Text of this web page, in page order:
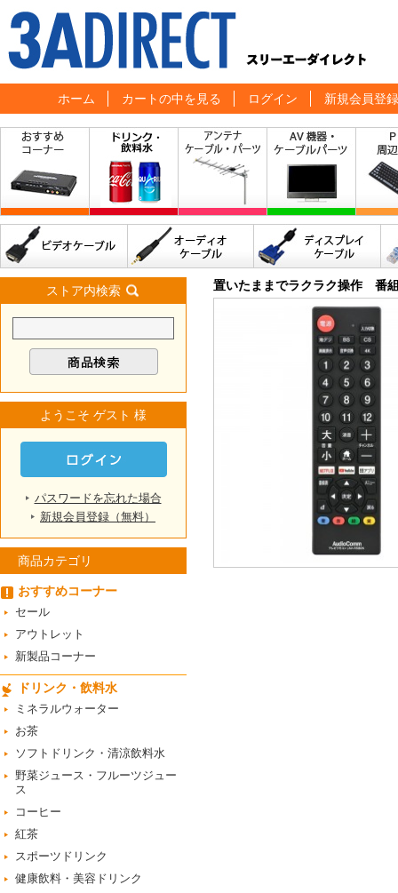
ホーム カートの中を見る ログイン 新規会員登録
ストア内検索
ようこそ ゲスト 様
パスワードを忘れた場合
新規会員登録（無料）
商品カテゴリ
おすすめコーナー
セール
アウトレット
新製品コーナー
ドリンク・飲料水
ミネラルウォーター
お茶
ソフトドリンク・清涼飲料水
野菜ジュース・フルーツジュー
ス
コーヒー
紅茶
スポーツドリンク
健康飲料・美容ドリンク
置いたままでラクラク操作 番